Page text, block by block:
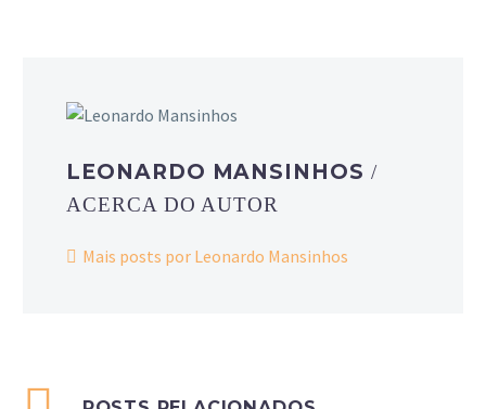
LEONARDO MANSINHOS/
ACERCA DO AUTOR
Mais posts por Leonardo Mansinhos